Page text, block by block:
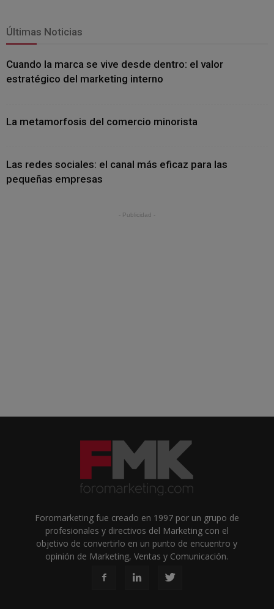
Últimas Noticias
Cuando la marca se vive desde dentro: el valor
estratégico del marketing interno
La metamorfosis del comercio minorista
Las redes sociales: el canal más eficaz para las
pequeñas empresas
- Publicidad -
Foromarketing fue creado en 1997 por un grupo de
profesionales y directivos del Marketing con el
objetivo de convertirlo en un punto de encuentro y
opinión de Marketing, Ventas y Comunicación.